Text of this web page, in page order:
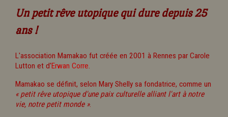
Un petit rêve utopique qui dure depuis 25
ans !
L'association Mamakao fut créée en 2001 à Rennes par Carole
Lutton et d'Erwan Corre.
Mamakao se définit, selon Mary Shelly sa fondatrice, comme un
« petit rêve utopique d'une paix culturelle alliant l'art à notre
vie, notre petit monde ».